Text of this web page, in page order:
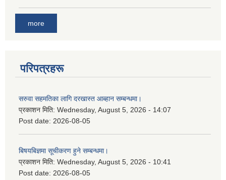
more
परिपत्रहरू
सरुवा सहमतिका लागि दरखास्त आब्हान सम्बन्धमा।
प्रकाशन मिति: Wednesday, August 5, 2026 - 14:07
Post date: 2026-08-05
बिषयबिज्ञमा सूचीकरण हुने सम्बन्धमा।
प्रकाशन मिति: Wednesday, August 5, 2026 - 10:41
Post date: 2026-08-05